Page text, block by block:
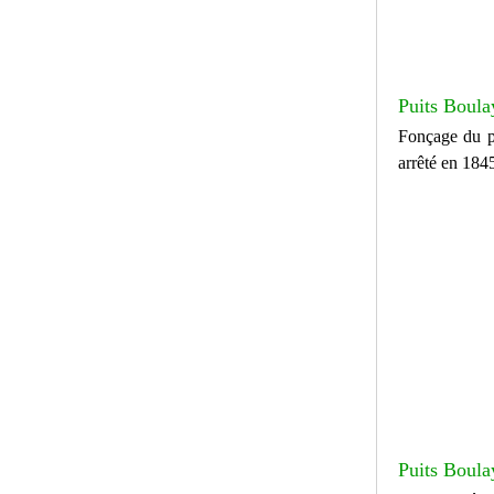
Puits
Fonçage du
arrêté en
Puits